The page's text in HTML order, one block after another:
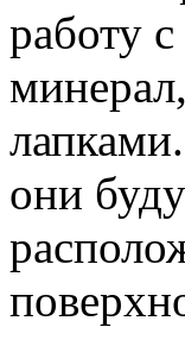
работу
они